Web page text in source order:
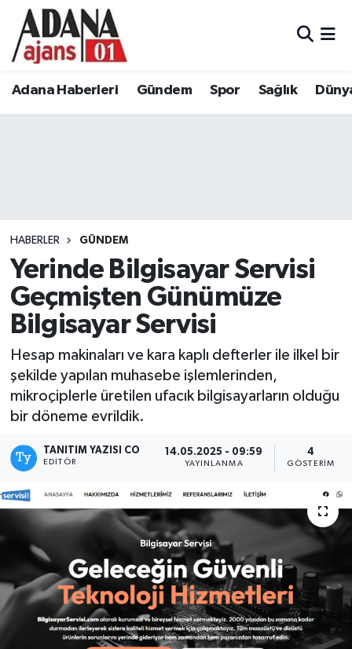
Adana Haberleri Gündem Spor Sağlık
HABERLER GÜNDEM
Yerinde Bilgisayar Servisi
Geçmişten Günümüze
Bilgisayar Servisi
Hesap makinaları ve kara kaplı defterler ile ilkel bir
şekilde yapılan muhasebe işlemlerinden,
mikroçiplerle üretilen ufacık bilgisayarların olduğu
bir döneme evrildik.
TANITIM YAZISI CO
EDITÖR
14.05.2025 - 09:59
YAYINLANMA
4
GÖSTERIM
Adana Haberleri
Eğitim
Siyaset
Ekonomi
Kadın
Magazin
Yaşam
Adana Nöbetçi Eczaneler
Tüm Manşetler
Son Dakika Haberleri
Haber Arşivi